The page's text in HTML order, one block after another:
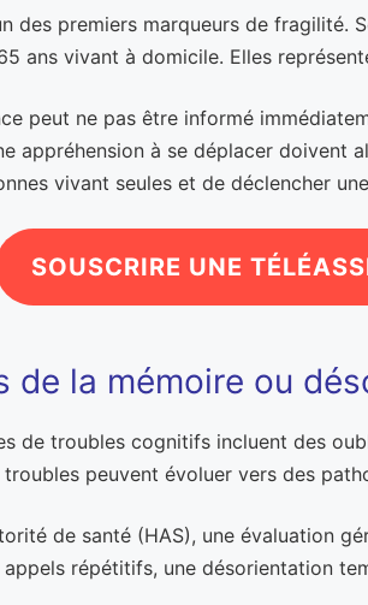
des premiers marqueurs de
ans vivant à domicile. Elles
peut ne pas être informé
appréhension à se déplacer doivent
vivant seules et de déclencher
SOUSCRIRE UNE
de la mémoire ou
de troubles cognitifs incluent des
peuvent évoluer vers des
de santé (HAS), une évaluation
répétitifs, une désorientation